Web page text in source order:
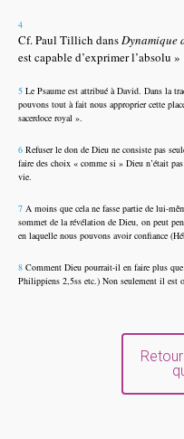
4
Cf. Paul Tillich dansDynamique
est capable d’exprimer l’absolu »
5 Le Psaume est attribué à David. Dans la
pouvons tout à fait nous approprier cette
sacerdoce royal ».
6 Refuser le don de Dieu ne consiste pas
faire des choix « comme si » Dieu n’était
vie.
7 A moins que cela ne fasse partie de lui-
sommet de la révélation de Dieu, on peut
en laquelle nous pouvons avoir confiance
8 Comment Dieu pourrait-il en faire plus
Philippiens 2,5ss etc.) Non seulement il est